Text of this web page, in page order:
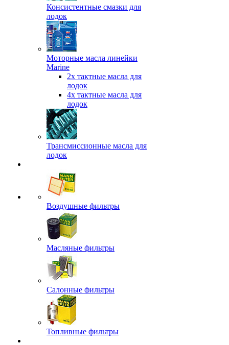
Консистентные смазки для
лодок
Моторные масла линейки
Marine
2х тактные масла для
лодок
4х тактные масла для
лодок
Трансмиссионные масла для
лодок
Воздушные фильтры
Масляные фильтры
Салонные фильтры
Топливные фильтры